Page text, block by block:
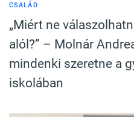
CSALÁD
„Miért ne
alól?” – Molnár
mindenki szeretne a
iskolában